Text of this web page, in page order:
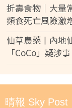
折壽食物｜大量
頻食死亡風險激
仙草農藥丨內地
「CoCo」疑涉
晴報 Sky Post